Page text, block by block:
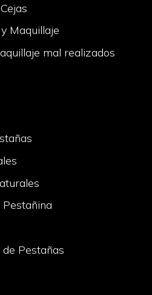
Maquillaje
mal realizados
Pestañas